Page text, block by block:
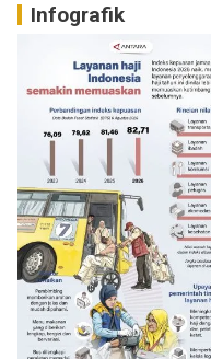
Infografik